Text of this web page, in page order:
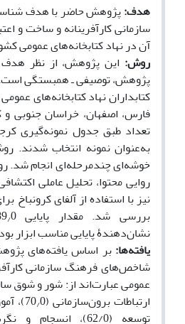
هدف:پژوهش حاضر با هدف
سازمانی کارآفرینانه و ساخت و
آن در نهاد کتابخانه‌های عمومی
روش: این پژوهش، از نظر هدف
کتابداران نهاد کتابخانه‌های
فارس، اصفهان، خراسان جنوبی و
بهعنوان نمونه انتخاب شدند.
خوشه‌ای چندمرحله‌ای انجام شد.
روایی محتوا، تحلیل عاملی
نیز با استفاده از آلفای
بررسی شد. مقدار پایایی 89 /
نشاندهندۀ پایایی مناسب ابزار
یافته‌ها: بر اساس یافته‌های
شاخص‌های فرهنگ سازمانی
عمومی عبارت‌اند از: شور و شوق
ارتباطات برونسازمانی (70 /
0)،